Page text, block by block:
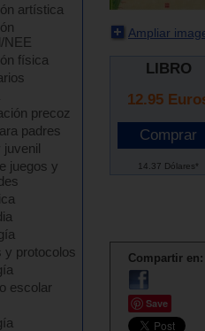
artística
NEE
física
precoz
padres
juvenil
juegos y
y protocolos
escolar
Ampliar
LIBRO
12.95
14.37 Dólares*
Compartir en:
Save